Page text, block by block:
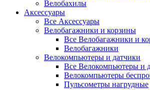
Велобахилы
Аксессуары
Все Аксессуары
Велобагажники и корзины
Все Велобагажники и
Велобагажники
Велокомпьютеры и датчики
Все Велокомпьютеры и
Велокомпьютеры
Пульсометры нагрудные